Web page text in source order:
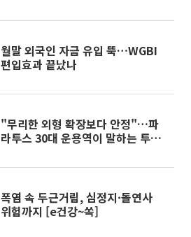
월말 외국인 자금 유입 뚝…WGBI
편입효과 끝났나
"무리한 외형 확장보다 안정"…파
라투스 30대 운용역이 말하는 투자
폭염 속 두근거림, 심정지·돌연사
위험까지 [e건강~쏙]